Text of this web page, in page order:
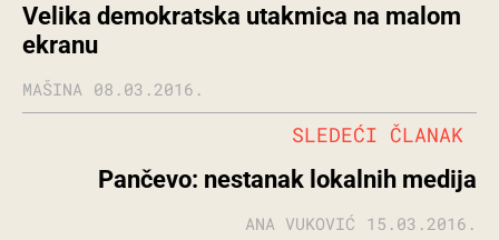
Velika demokratska utakmica na malom
ekranu
MAŠINA 08.03.2016.
Pančevo: nestanak lokalnih medija
SLEDEĆI ČLANAK
ANA VUKOVIĆ 15.03.2016.